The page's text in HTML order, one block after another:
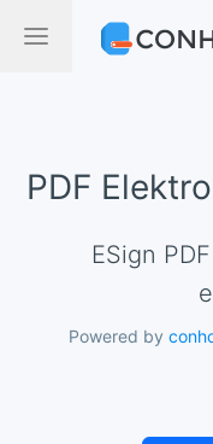
PDF
eSign PDF fájl ingyenes aláírási
Powered by